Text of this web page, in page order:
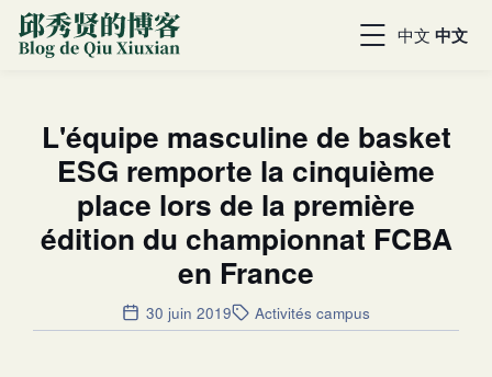
中文 中文
L'équipe masculine de basket
ESG remporte la cinquième
place lors de la première
édition du championnat FCBA
en France
30 juin 2019 Activités campus